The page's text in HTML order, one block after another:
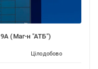
(Маг-н "АТБ")
Цілодобово